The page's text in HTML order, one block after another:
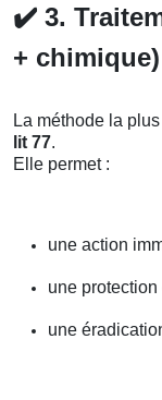
✔️ 3.
+ chimique)
La méthode la
lit 77.
Elle permet :
une action
une
une